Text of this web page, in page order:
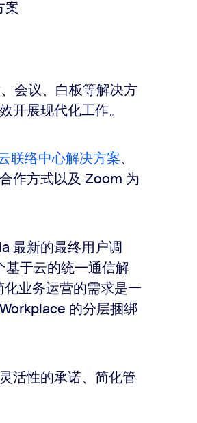
案
会议、白板等解决方
开展现代化工作。
联络中心解决方案、
作方式以及 Zoom 为
最新的最终用户调
于云的统一通信解
业务运营的需求是一
的分层捆绑
活性的承诺、简化管